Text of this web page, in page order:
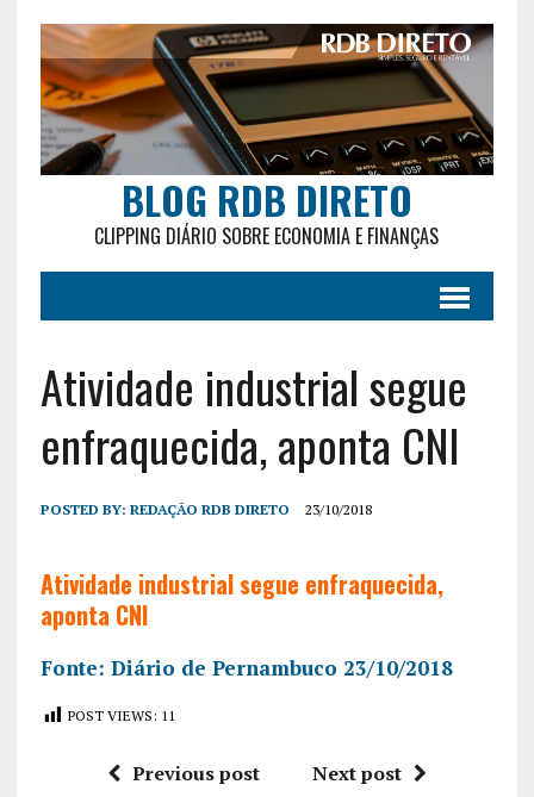
BLOG RDB DIRETO
CLIPPING DIÁRIO SOBRE ECONOMIA E FINANÇAS
Atividade industrial segue
enfraquecida, aponta CNI
POSTED BY: REDAÇÃO RDB DIRETO 23/10/2018
Atividade industrial segue enfraquecida,
aponta CNI
Fonte: Diário de Pernambuco 23/10/2018
POST VIEWS: 11
Previous post Next post